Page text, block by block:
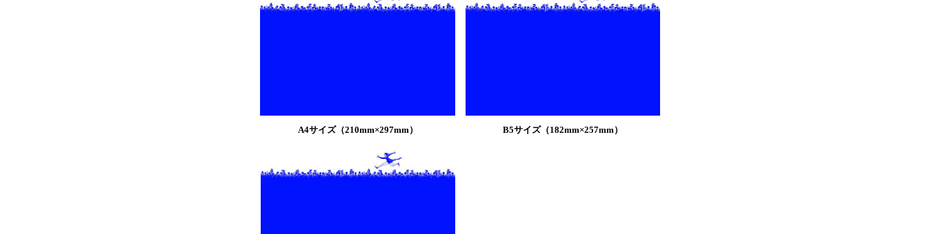
A4サイズ（210mm×297mm） B5サイズ（182mm×257mm）